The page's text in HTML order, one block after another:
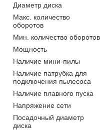
Диаметр диска
Макс. количество
оборотов
Мин. количество оборотов
Мощность
Наличие мини-пилы
Наличие патрубка для
подключения пылесоса
Наличие плавного пуска
Напряжение сети
Посадочный диаметр
диска